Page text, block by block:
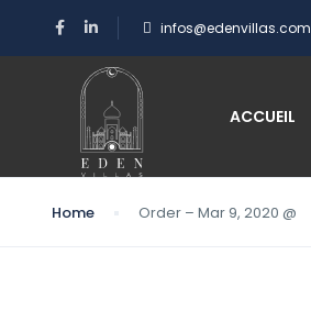
infos@edenvillas.com
ACCUEIL
Blog
Home Order – Mar 9, 2020 @